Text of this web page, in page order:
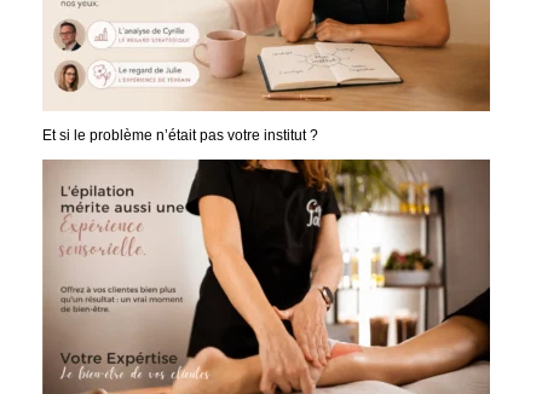
Et si le problème n’était pas votre institut ?